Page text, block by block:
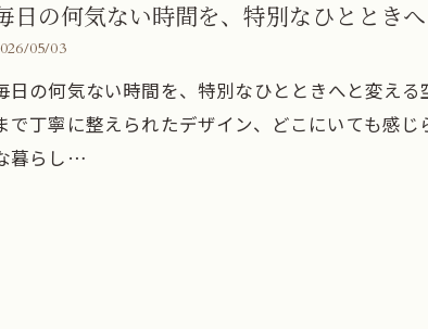
日の何気ない時間を、特別なひとときへ
05/03
日の何気ない時間を、特別なひとときへと変え
で丁寧に整えられたデザイン、どこにいても感
暮らし…